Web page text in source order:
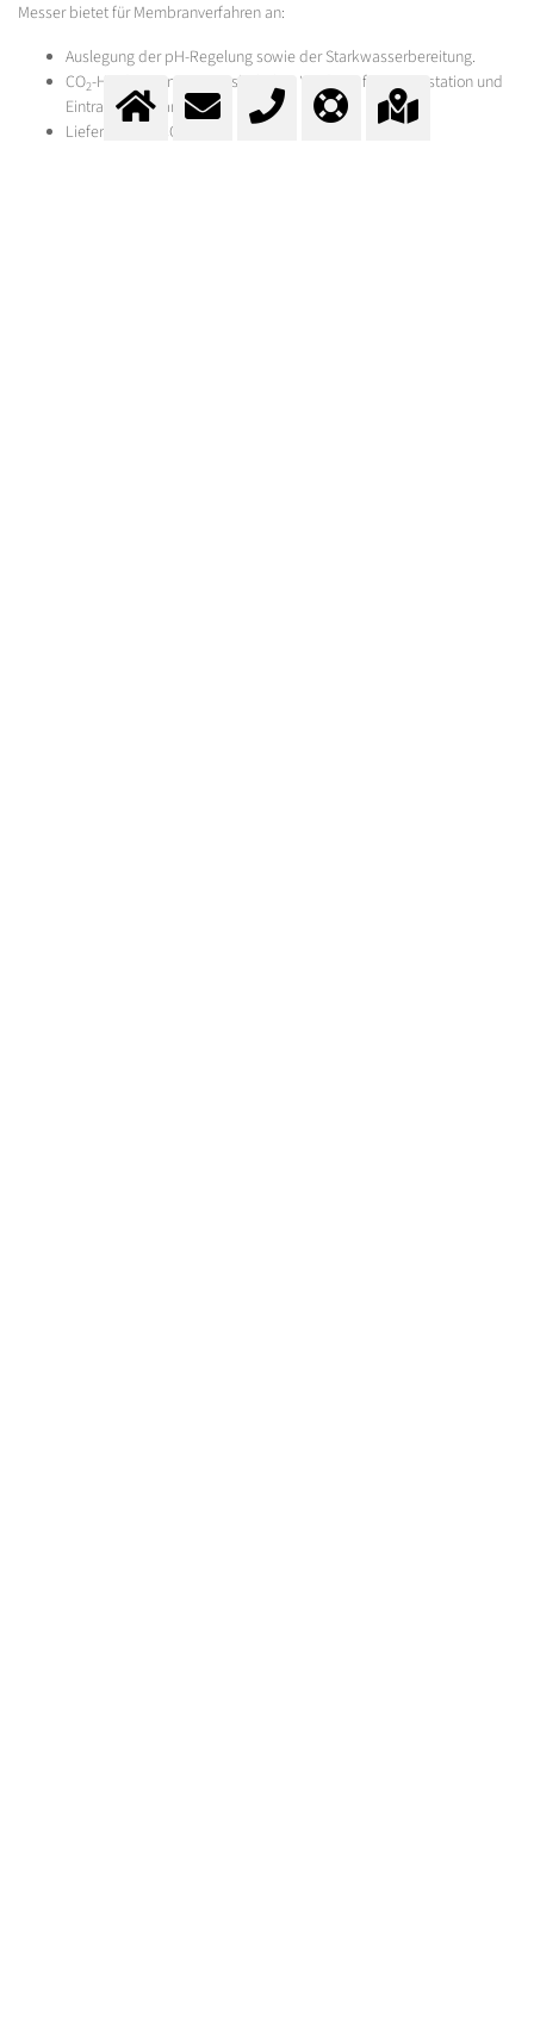
Messer bietet für Membranverfahren an:
Auslegung der pH-Regelung sowie der Starkwasserbereitung.
CO2-Hardware mit Vorratsbehälter, Verdampfer, Dosierstation und
Eintragshardware.
Lieferung von CO